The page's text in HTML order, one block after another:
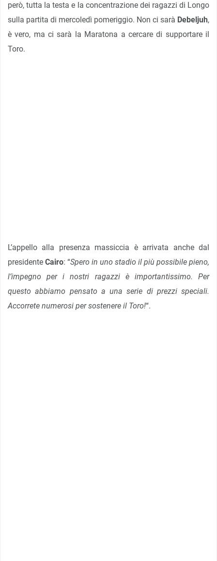
però, tutta la testa e la concentrazione dei ragazzi di Longo
sulla partita di mercoledì pomeriggio. Non ci sarà Debeljuh,
è vero, ma ci sarà la Maratona a cercare di supportare il
Toro.
L’appello alla presenza massiccia è arrivata anche dal
presidente Cairo: “Spero in uno stadio il più possibile pieno,
l’impegno per i nostri ragazzi è importantissimo. Per
questo abbiamo pensato a una serie di prezzi speciali.
Accorrete numerosi per sostenere il Toro!“.